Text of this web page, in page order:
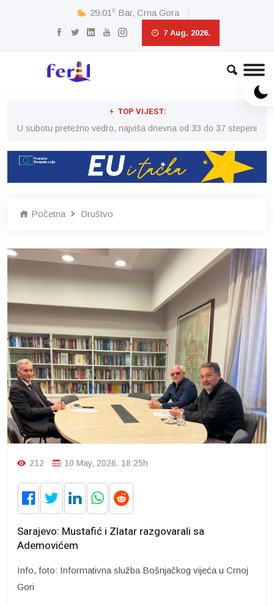
29.01 c Bar, Crna Gora
7 Aug. 2026.
TOP VIJEST:
U subotu pretežno vedro, najviša dnevna od 33 do 37 stepeni
Početna Društvo
212 10 May, 2026. 18:25h
Sarajevo: Mustafić i Zlatar razgovarali sa
Ademovićem
Info, foto: Informativna služba Bošnjačkog vijeća u Crnoj
Gori